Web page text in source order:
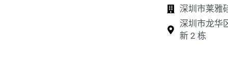
深圳市莱雅
深圳市龙华
新 2 栋